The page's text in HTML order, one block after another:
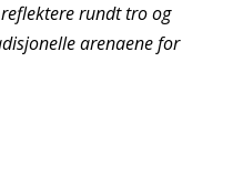
rundt tro og
arenaene for